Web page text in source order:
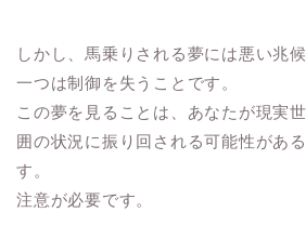
しかし、馬乗りされる夢には悪い兆
一つは制御を失うことです。
この夢を見ることは、あなたが現実
囲の状況に振り回される可能性があ
す。
注意が必要です。